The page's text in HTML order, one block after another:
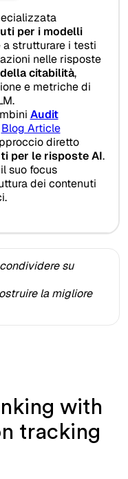
per i modelli
strutturare i testi
nelle risposte
citabilità,
e metriche di
Audit
Blog Article
diretto
per le risposte AI.
suo focus
dei contenuti
su
la migliore
with
tracking